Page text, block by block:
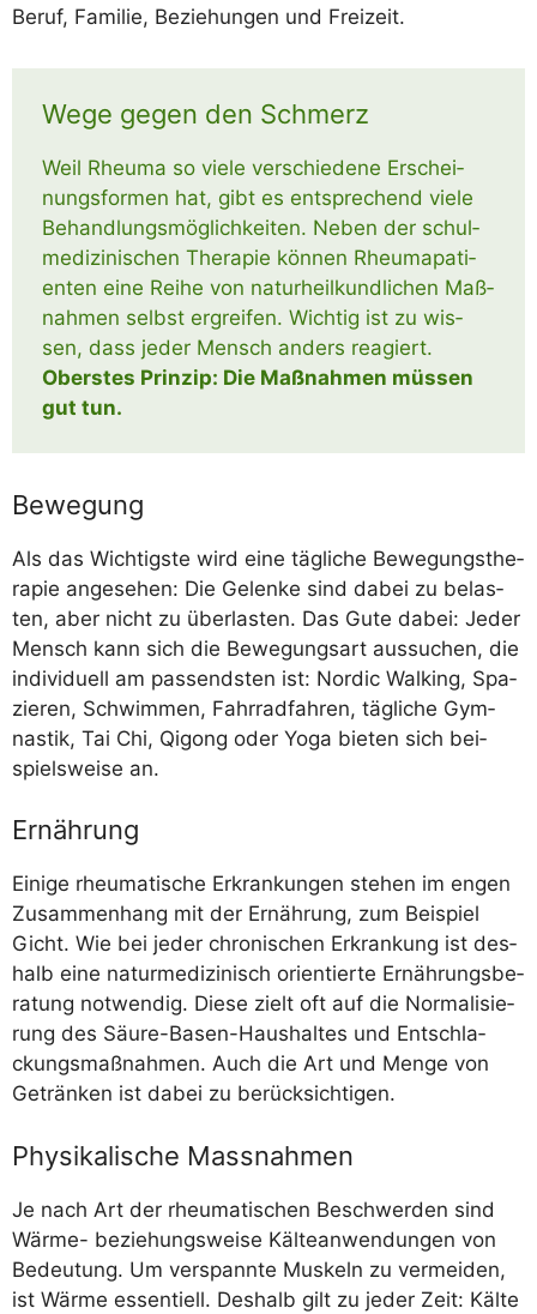
Beruf, Fami­lie, Bezie­hun­gen und Freizeit.
Wege gegen den Schmerz
Weil Rheu­ma so vie­le ver­schie­de­ne Erschei­
nungs­for­men hat, gibt es ent­spre­chend vie­le
Behand­lungs­mög­lich­kei­ten. Neben der schul­
me­di­zi­ni­schen The­ra­pie kön­nen Rheu­ma­pa­ti­
en­ten eine Rei­he von natur­heil­kund­li­chen Maß­
nah­men selbst ergrei­fen. Wich­tig ist zu wis­
sen, dass jeder Mensch anders reagiert.
Obers­tes Prin­zip: Die Maß­nah­men müs­sen
gut tun.
Bewegung
Als das Wich­tigs­te wird eine täg­li­che Bewe­gungs­the­
ra­pie ange­se­hen: Die Gelen­ke sind dabei zu belas­
ten, aber nicht zu über­las­ten. Das Gute dabei: Jeder
Mensch kann sich die Bewe­gungs­art aus­su­chen, die
indi­vi­du­ell am pas­sends­ten ist: Nor­dic Wal­king, Spa­
zie­ren, Schwim­men, Fahr­rad­fah­ren, täg­li­che Gym­
nas­tik, Tai Chi, Qigong oder Yoga bie­ten sich bei­
spiels­wei­se an.
Ernährung
Eini­ge rheu­ma­ti­sche Erkran­kun­gen ste­hen im engen
Zusam­men­hang mit der Ernäh­rung, zum Bei­spiel
Gicht. Wie bei jeder chro­ni­schen Erkran­kung ist des­
halb eine natur­me­di­zi­nisch ori­en­tier­te Ernäh­rungs­be­
ra­tung not­wen­dig. Die­se zielt oft auf die Nor­ma­li­sie­
rung des Säu­re-Basen-Haus­hal­tes und Ent­schla­
ckungs­maß­nah­men. Auch die Art und Men­ge von
Geträn­ken ist dabei zu berücksichtigen.
Physikalische Massnahmen
Je nach Art der rheu­ma­ti­schen Beschwer­den sind
Wär­me- bezie­hungs­wei­se Käl­te­an­wen­dun­gen von
Bedeu­tung. Um ver­spann­te Mus­keln zu ver­mei­den,
ist Wär­me essen­ti­ell. Des­halb gilt zu jeder Zeit: Käl­te